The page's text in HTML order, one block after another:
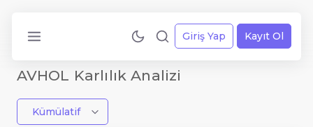
Giriş Yap Kayıt Ol
AVHOL Karlılık Analizi
Kümülatif